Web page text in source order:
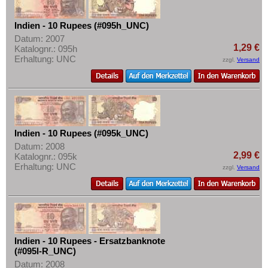
Malaysia
Malediven
Mongolei
Nagorny Karabach
Nepal
Niederländisch Indien
Nordkorea
Oman
Philippinen
Portugiesisch Indien
Saudi Arabien
Singapur
Mehr über...
Zahlungsbedingungen
Privatsphäre und Datenschutz
Widerrufsbelehrung
Liefer- und Versandkosten
AGB
Impressum
Indien - 10 Rupees (#095h_UNC)
Datum: 2007
Katalognr.: 095h
Erhaltung: UNC
1,29 €
zzgl. Versand
Indien - 10 Rupees (#095k_UNC)
Datum: 2008
Katalognr.: 095k
Erhaltung: UNC
2,99 €
zzgl. Versand
Indien - 10 Rupees - Ersatzbanknote
(#095l-R_UNC)
Datum: 2008